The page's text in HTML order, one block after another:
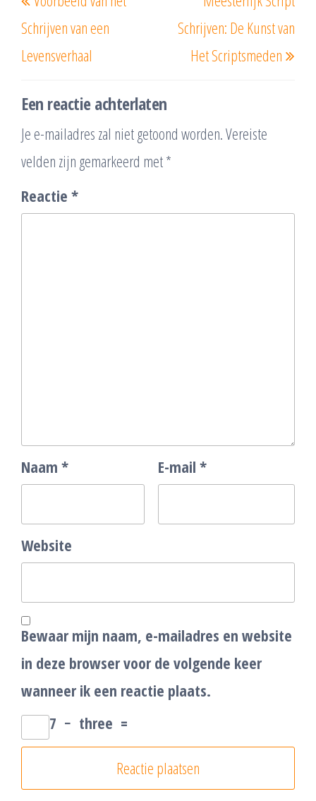
bericht
Schrijven van een
Levensverhaal
Schrijven: De Kunst van
Het Scriptsmeden
Een reactie achterlaten
Je e-mailadres zal niet getoond worden.Vereiste
velden zijn gemarkeerd met*
Reactie *
Naam * E-mail *
Website
Bewaar mijn naam, e-mailadres en website
in deze browser voor de volgende keer
wanneer ik een reactie plaats.
7 − three =